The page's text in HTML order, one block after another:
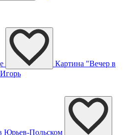
Картина "Вечер в